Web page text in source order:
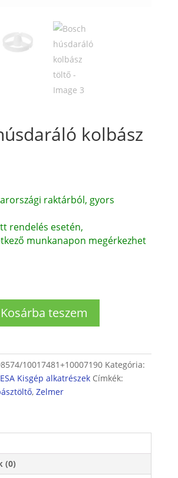
kolbász
raktárból, gyors
rendelés esetén,
munkanapon megérkezhet
Kosárba teszem
10017481+10007190 Kategória:
Kisgép alkatrészek Címkék:
, Zelmer
(0)